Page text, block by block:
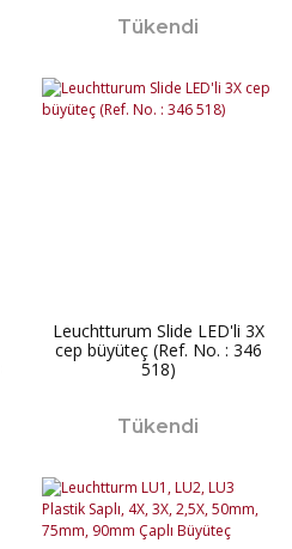
Tükendi
Leuchtturum Slide LED'li 3X
cep büyüteç (Ref. No. : 346
518)
Tükendi